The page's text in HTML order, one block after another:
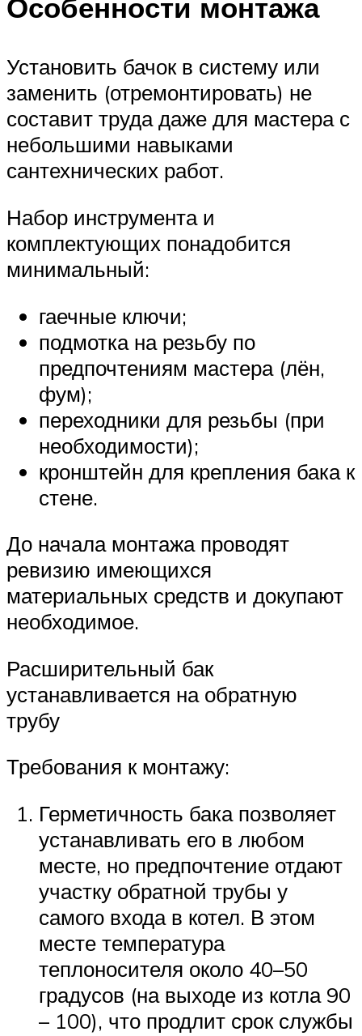
Особенности монтажа
Установить бачок в систему или
заменить (отремонтировать) не
составит труда даже для мастера с
небольшими навыками
сантехнических работ.
Набор инструмента и
комплектующих понадобится
минимальный:
гаечные ключи;
подмотка на резьбу по
предпочтениям мастера (лён,
фум);
переходники для резьбы (при
необходимости);
кронштейн для крепления бака к
стене.
До начала монтажа проводят
ревизию имеющихся
материальных средств и докупают
необходимое.
Расширительный бак
устанавливается на обратную
трубу
Требования к монтажу:
Герметичность бака позволяет
устанавливать его в любом
месте, но предпочтение отдают
участку обратной трубы у
самого входа в котел. В этом
месте температура
теплоносителя около 40–50
градусов (на выходе из котла 90
– 100), что продлит срок службы